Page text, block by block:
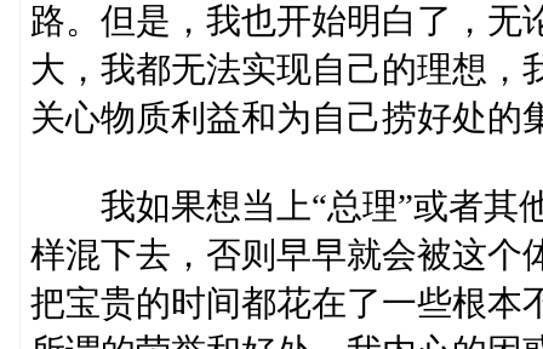
路。但是，我也开始明白了，无
大，我都无法实现自己的理想，
关心物质利益和为自己捞好处的
我如果想当上“总理”或者其
样混下去，否则早早就会被这个
把宝贵的时间都花在了一些根本